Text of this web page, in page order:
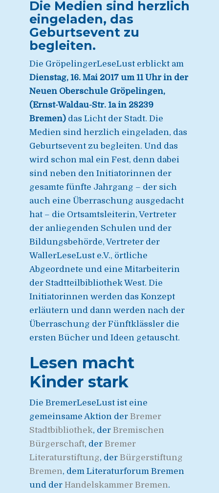
Die Medien sind herzlich
eingeladen, das
Geburtsevent zu
begleiten.
Die GröpelingerLeseLust erblickt am
Dienstag, 16. Mai 2017 um 11 Uhr in der
Neuen Oberschule Gröpelingen,
(Ernst-Waldau-Str. 1a in 28239
Bremen) das Licht der Stadt. Die
Medien sind herzlich eingeladen, das
Geburtsevent zu begleiten. Und das
wird schon mal ein Fest, denn dabei
sind neben den Initiatorinnen der
gesamte fünfte Jahrgang – der sich
auch eine Überraschung ausgedacht
hat – die Ortsamtsleiterin, Vertreter
der anliegenden Schulen und der
Bildungsbehörde, Vertreter der
WallerLeseLust e.V., örtliche
Abgeordnete und eine Mitarbeiterin
der Stadtteilbibliothek West. Die
Initiatorinnen werden das Konzept
erläutern und dann werden nach der
Überraschung der Fünftklässler die
ersten Bücher und Ideen getauscht.
Lesen macht
Kinder stark
Die BremerLeseLust ist eine
gemeinsame Aktion der Bremer
Stadtbibliothek, der Bremischen
Bürgerschaft, der Bremer
Literaturstiftung, der Bürgerstiftung
Bremen, dem Literaturforum Bremen
und der Handelskammer Bremen.